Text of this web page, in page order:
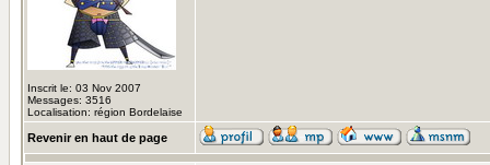
Inscrit le: 03 Nov 2007
Messages: 3516
Localisation: région Bordelaise
Revenir en haut de page